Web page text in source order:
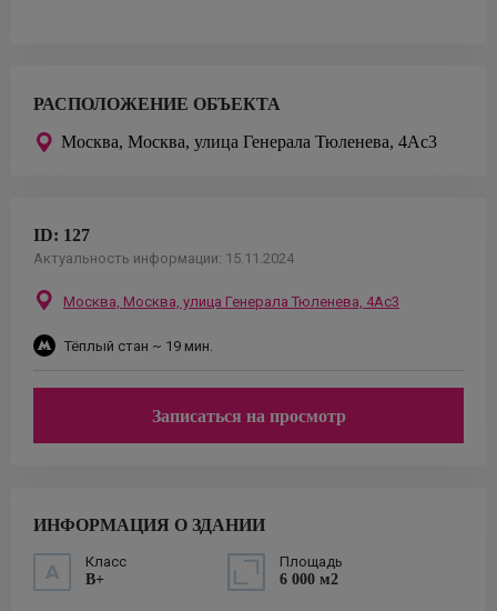
РАСПОЛОЖЕНИЕ ОБЪЕКТА
Москва, Москва, улица Генерала Тюленева, 4Ас3
ID: 127
Актуальность информации: 15.11.2024
Москва, Москва, улица Генерала Тюленева, 4Ас3
Тёплый стан ~ 19 мин.
Записаться на просмотр
ИНФОРМАЦИЯ О ЗДАНИИ
Класс
B+
Площадь
6 000 м2